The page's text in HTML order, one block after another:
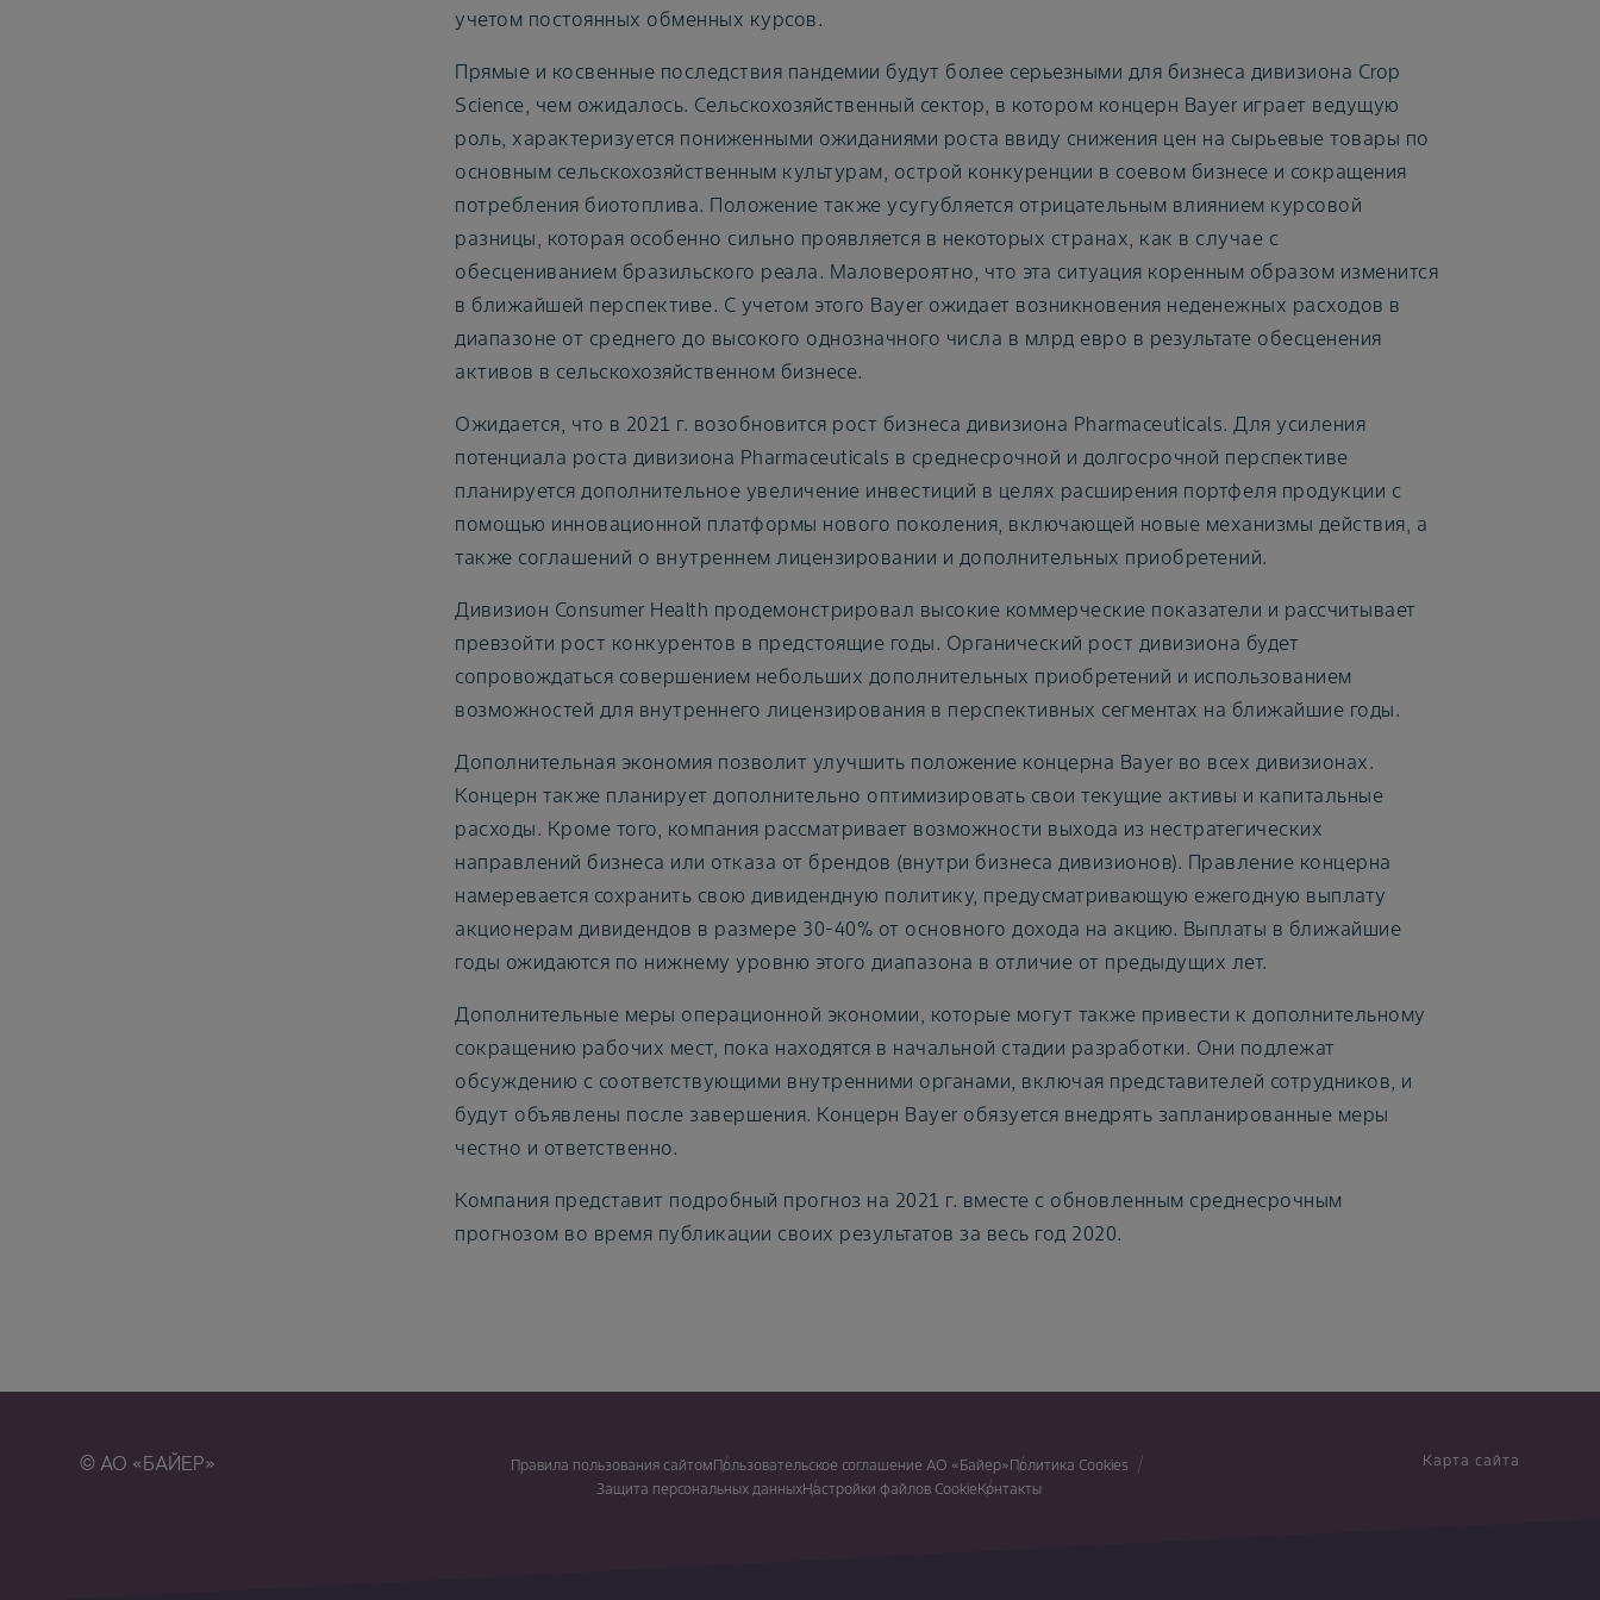
учетом постоянных обменных курсов.
Прямые и косвенные последствия пандемии будут более серьезными для бизнеса дивизиона Crop
Science, чем ожидалось. Сельскохозяйственный сектор, в котором концерн Bayer играет ведущую
роль, характеризуется пониженными ожиданиями роста ввиду снижения цен на сырьевые товары по
основным сельскохозяйственным культурам, острой конкуренции в соевом бизнесе и сокращения
потребления биотоплива. Положение также усугубляется отрицательным влиянием курсовой
разницы, которая особенно сильно проявляется в некоторых странах, как в случае с
обесцениванием бразильского реала. Маловероятно, что эта ситуация коренным образом изменится
в ближайшей перспективе. С учетом этого Bayer ожидает возникновения неденежных расходов в
диапазоне от среднего до высокого однозначного числа в млрд евро в результате обесценения
активов в сельскохозяйственном бизнесе.
Ожидается, что в 2021 г. возобновится рост бизнеса дивизиона Pharmaceuticals. Для усиления
потенциала роста дивизиона Pharmaceuticals в среднесрочной и долгосрочной перспективе
планируется дополнительное увеличение инвестиций в целях расширения портфеля продукции с
помощью инновационной платформы нового поколения, включающей новые механизмы действия, а
также соглашений о внутреннем лицензировании и дополнительных приобретений.
Дивизион Consumer Health продемонстрировал высокие коммерческие показатели и рассчитывает
превзойти рост конкурентов в предстоящие годы. Органический рост дивизиона будет
сопровождаться совершением небольших дополнительных приобретений и использованием
возможностей для внутреннего лицензирования в перспективных сегментах на ближайшие годы.
Дополнительная экономия позволит улучшить положение концерна Bayer во всех дивизионах.
Концерн также планирует дополнительно оптимизировать свои текущие активы и капитальные
расходы. Кроме того, компания рассматривает возможности выхода из нестратегических
направлений бизнеса или отказа от брендов (внутри бизнеса дивизионов). Правление концерна
намеревается сохранить свою дивидендную политику, предусматривающую ежегодную выплату
акционерам дивидендов в размере 30-40% от основного дохода на акцию. Выплаты в ближайшие
годы ожидаются по нижнему уровню этого диапазона в отличие от предыдущих лет.
Дополнительные меры операционной экономии, которые могут также привести к дополнительному
сокращению рабочих мест, пока находятся в начальной стадии разработки. Они подлежат
обсуждению с соответствующими внутренними органами, включая представителей сотрудников, и
будут объявлены после завершения. Концерн Bayer обязуется внедрять запланированные меры
честно и ответственно.
Компания представит подробный прогноз на 2021 г. вместе с обновленным среднесрочным
прогнозом во время публикации своих результатов за весь год 2020.
© АО «БАЙЕР» Правила пользования сайтомПользовательское соглашение АО «Байер»Политика Cookies
Защита персональных данныхНастройки файлов CookieКонтакты
Карта сайта